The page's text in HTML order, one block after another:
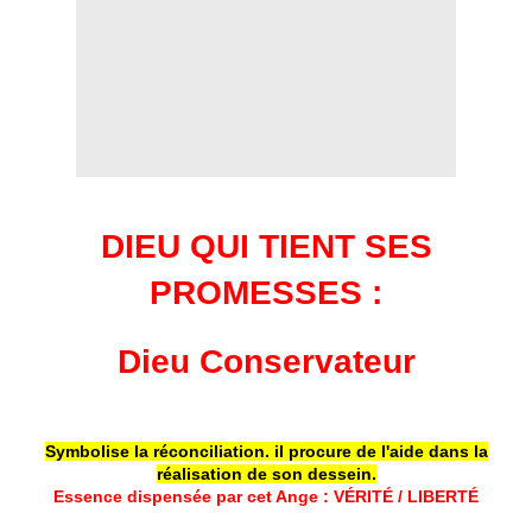
DIEU QUI TIENT SES
PROMESSES :
Dieu Conservateur
Symbolise la réconciliation. il procure de l'aide dans la
réalisation de son dessein.
Essence dispensée par cet Ange : VÉRITÉ / LIBERTÉ